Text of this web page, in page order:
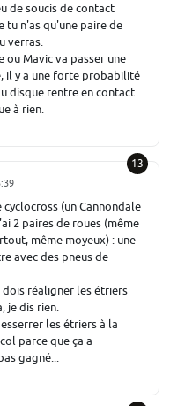
de soucis de contact
tu n'as qu'une paire de
verras.
ou Mavic va passer une
il y a une forte probabilité
disque rentre en contact
à rien.
13
(un Cannondale
2 paires de roues (même
même moyeux) : une
avec des pneus de
dois réaligner les étriers
je dis rien.
les étriers à la
parce que ça a
gagné...